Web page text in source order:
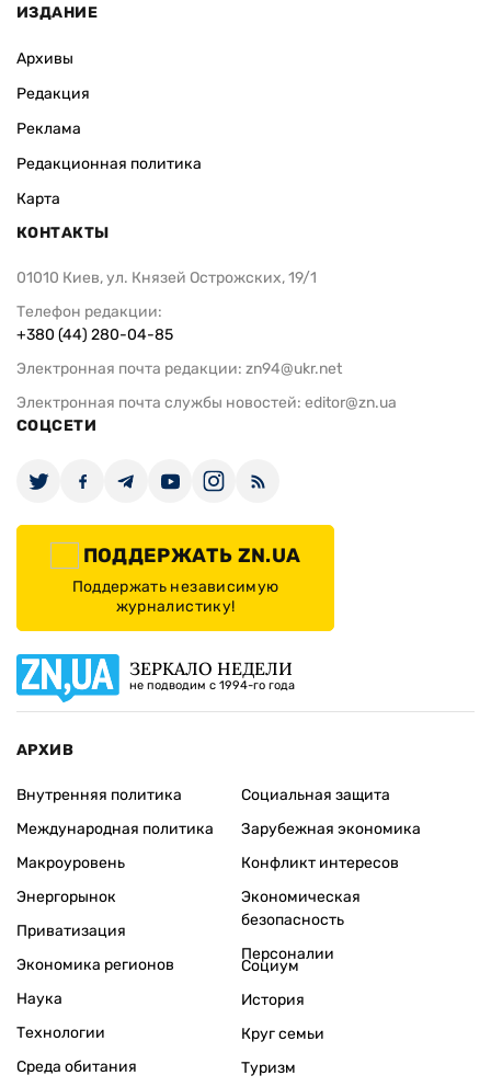
ИЗДАНИЕ
Архивы
Редакция
Реклама
Редакционная политика
Карта
КОНТАКТЫ
01010 Киев, ул. Князей Острожских, 19/1
Телефон редакции:
+380 (44) 280-04-85
Электронная почта редакции: zn94@ukr.net
Электронная почта службы новостей: editor@zn.ua
СОЦСЕТИ
ПОДДЕРЖАТЬ ZN.UA
Поддержать независимую
журналистику!
ЗЕРКАЛО НЕДЕЛИ
не подводим с 1994-го года
АРХИВ
Внутренняя политика
Международная политика
Макроуровень
Энергорынок
Приватизация
Экономика регионов
Социальная защита
Зарубежная экономика
Конфликт интересов
Экономическая
безопасность
Персоналии
Наука
Технологии
Среда обитания
Социум
История
Круг семьи
Туризм